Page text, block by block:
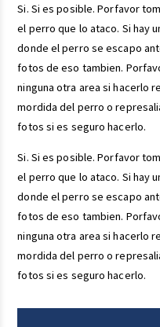
Si. Si es posible. Porfavor
el perro que lo ataco. Si hay
donde el perro se escapo
fotos de eso tambien.
ninguna otra area si hacerlo
mordida del perro o
fotos si es seguro hacerlo.
Si. Si es posible. Porfavor
el perro que lo ataco. Si hay
donde el perro se escapo
fotos de eso tambien.
ninguna otra area si hacerlo
mordida del perro o
fotos si es seguro hacerlo.